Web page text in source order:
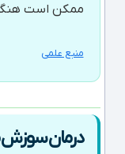
ممکن است
منبع علمی
درمان سوزش